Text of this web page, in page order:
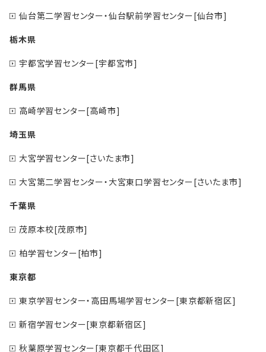
仙台第二学習センター・仙台駅前学習センター[仙台市]
栃木県
宇都宮学習センター[宇都宮市]
群馬県
高崎学習センター[高崎市]
埼玉県
大宮学習センター[さいたま市]
大宮第二学習センター・大宮東口学習センター[さいたま市]
千葉県
茂原本校[茂原市]
柏学習センター[柏市]
東京都
東京学習センター・高田馬場学習センター[東京都新宿区]
新宿学習センター[東京都新宿区]
秋葉原学習センター[東京都千代田区]